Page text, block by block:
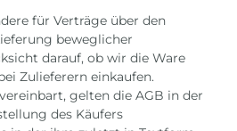
für Verträge über den
beweglicher
darauf, ob wir die Ware
Zulieferern einkaufen.
gelten die AGB in der
des Käufers